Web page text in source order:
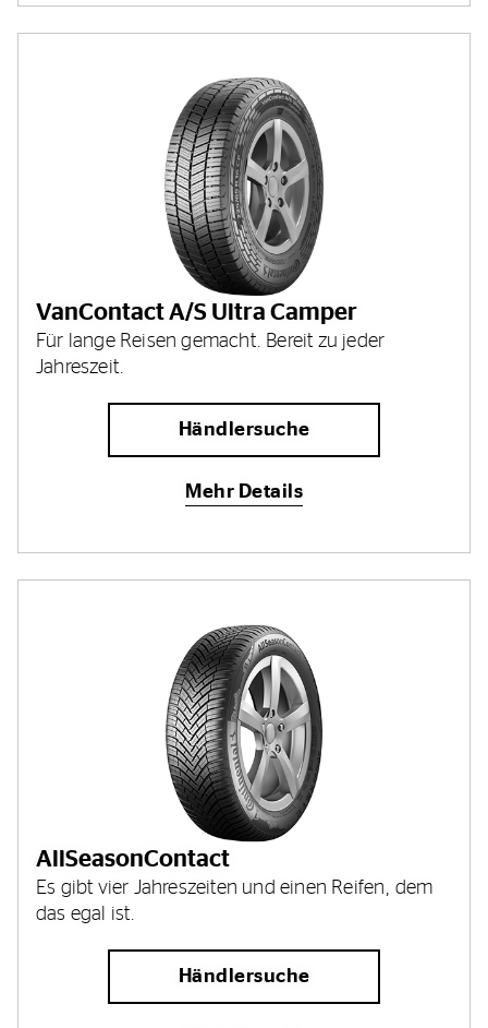
VanContact A/S Ultra Camper
Für lange Reisen gemacht. Bereit zu jeder
Jahreszeit.
Händlersuche
Mehr Details
AllSeasonContact
Es gibt vier Jahreszeiten und einen Reifen, dem
das egal ist.
Händlersuche